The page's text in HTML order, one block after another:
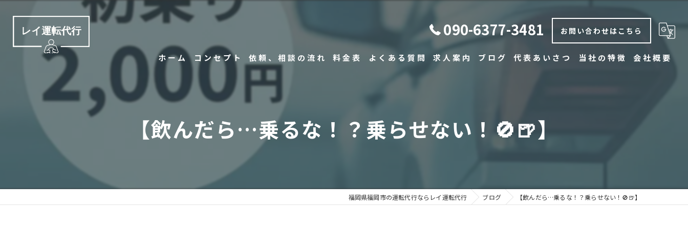
090-6377-3481 お問い合わせはこちら
ホーム コンセプト 依頼、相談の流れ 料金表 よくある質問 求人案内 ブログ 代表あいさつ 当社の特徴
中洲の運転代行
会社概要
【飲んだら…乗るな！？乗らせない！🚫🍺】
福岡県福岡市の運転代行ならレイ運転代行 ブログ 【飲んだら…乗るな！？乗らせない！🚫🍺】